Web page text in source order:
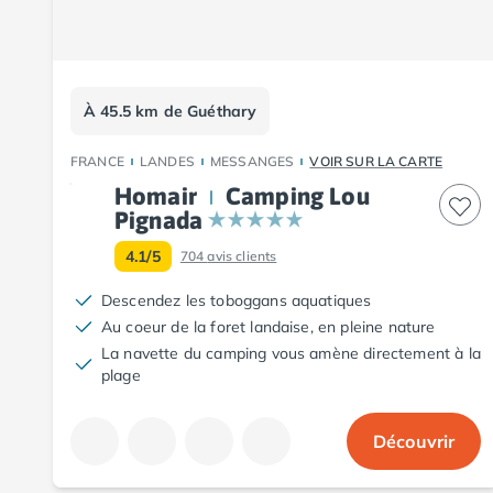
Camping Ille-et-Vilaine
Camping Dinard
Camping Saint-Malo
Camping Morbihan
Camping Auray
Camping Carnac
Camping La Trinité sur Mer
Camping Locmariaquer
Camping Penestin
Camping Quiberon
À 45.5 km de Guéthary
FRANCE LANDES MESSANGES VOIR SUR LA CARTE
Homair
Camping Lou
Pignada
4.1/5 704avis clients
Descendez les toboggans aquatiques
Au coeur de la foret landaise, en pleine nature
La navette du camping vous amène directement à la
plage
Découvrir